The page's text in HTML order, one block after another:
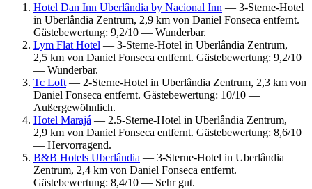
Hotel Dan Inn Uberlândia by Nacional Inn — 3-Sterne-Hotel
in Uberlândia Zentrum, 2,9 km von Daniel Fonseca entfernt.
Gästebewertung: 9,2/10 — Wunderbar.
Lym Flat Hotel — 3-Sterne-Hotel in Uberlândia Zentrum,
2,5 km von Daniel Fonseca entfernt. Gästebewertung: 9,2/10
— Wunderbar.
Tc Loft — 2-Sterne-Hotel in Uberlândia Zentrum, 2,3 km von
Daniel Fonseca entfernt. Gästebewertung: 10/10 —
Außergewöhnlich.
Hotel Marajá — 2.5-Sterne-Hotel in Uberlândia Zentrum,
2,9 km von Daniel Fonseca entfernt. Gästebewertung: 8,6/10
— Hervorragend.
B&B Hotels Uberlândia — 3-Sterne-Hotel in Uberlândia
Zentrum, 2,4 km von Daniel Fonseca entfernt.
Gästebewertung: 8,4/10 — Sehr gut.